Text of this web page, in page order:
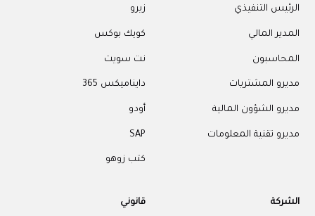
الرئيس التنفيذي
المدير المالي
المحاسبون
مديرو المشتريات
مديرو الشؤون المالية
مديرو تقنية المعلومات
زيرو
كويك بوكس
نت سويت
دايناميكس 365
أودو
SAP
كتب زوهو
الشركة قانوني